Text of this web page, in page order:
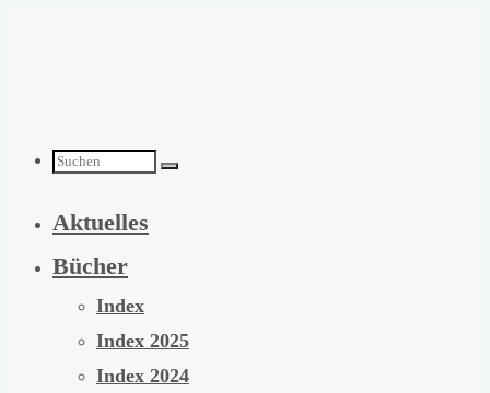
Suchen
nach:
Aktuelles
Bücher
Index
Index 2025
Index 2024